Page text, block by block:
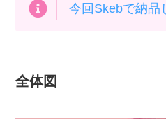
今回Skebで納品
全体図